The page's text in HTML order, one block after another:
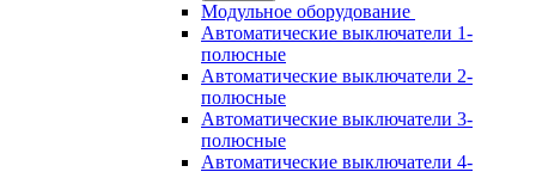
Модульное оборудование
Автоматические выключатели 1-
полюсные
Автоматические выключатели 2-
полюсные
Автоматические выключатели 3-
полюсные
Автоматические выключатели 4-